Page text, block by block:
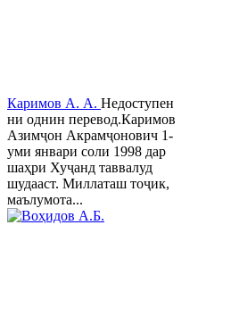
Каримов А. А. Недоступен
ни однин перевод.Каримов
Азимҷон Акрамҷонович 1-
уми январи соли 1998 дар
шаҳри Хуҷанд таввалуд
шудааст. Миллаташ тоҷик,
маълумота...